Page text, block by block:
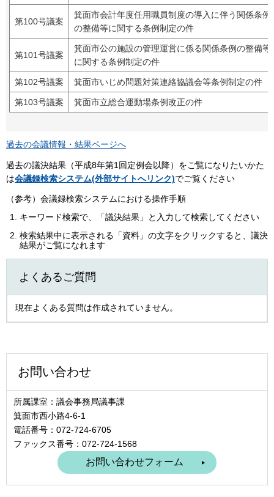
第100号議案
箕面市会計年度任用職員制度の導入に伴う関係条例
の整備等に関する条例制定の件
第101号議案
箕面市公の施設の管理運営に係る関係条例の整備等
に関する条例制定の件
第102号議案 箕面市いじめ問題対策連絡協議会等条例制定の件
第103号議案 箕面市立総合運動場条例改正の件
過去の会議情報・結果ページへ
過去の議決結果（平成8年第1回定例会以降）をご覧になりたいかた
は会議録検索システム(外部サイトへリンク)でご覧ください
（参考）会議録検索システムにおける操作手順
キーワード検索で、「議決結果」と入力して検索してください
検索結果中に表示される「資料」の文字をクリックすると、議決
結果がご覧になれます
よくあるご質問
現在よくある質問は作成されていません。
お問い合わせ
所属課室：議会事務局議事課
箕面市西小路4‐6‐1
電話番号：072-724-6705
ファックス番号：072-724-1568